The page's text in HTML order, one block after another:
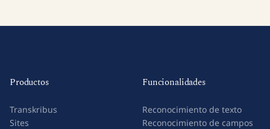
Productos
Transkribus
Sites
Funcionalidades
Reconocimiento de texto
Reconocimiento de campos